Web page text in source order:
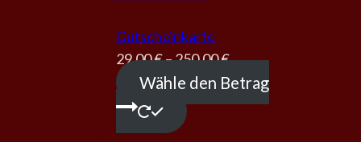
Gutscheinkarte
29,00€–250,00€
Wähle den Betrag